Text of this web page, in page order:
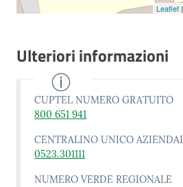
Leaflet
Ulteriori informazioni
CUPTEL NUMERO GRATUITO
800 651 941
CENTRALINO UNICO
0523.301111
NUMERO VERDE REGIONALE